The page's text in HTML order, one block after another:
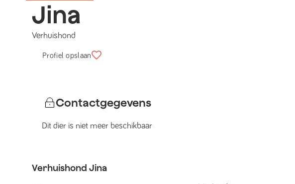
Jina
Verhuishond
Profiel opslaan
Contactgegevens
Dit dier is niet meer beschikbaar
Verhuishond Jina